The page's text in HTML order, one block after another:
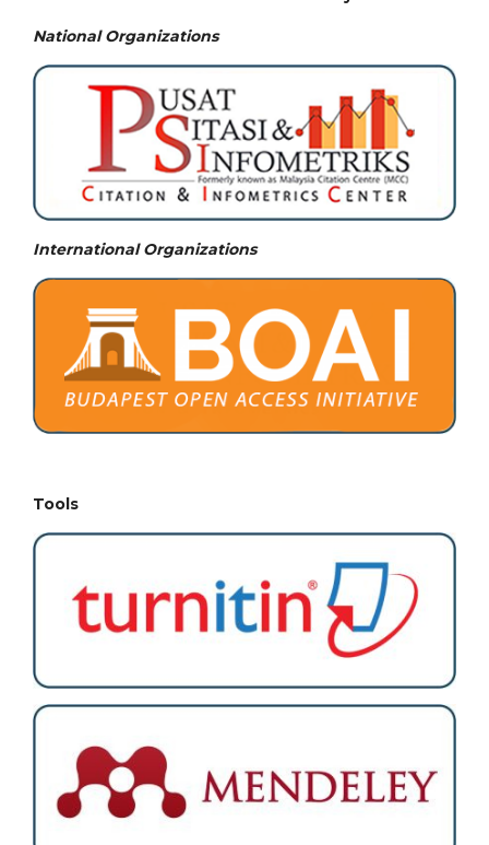
National Organizations
International Organizations
Tools